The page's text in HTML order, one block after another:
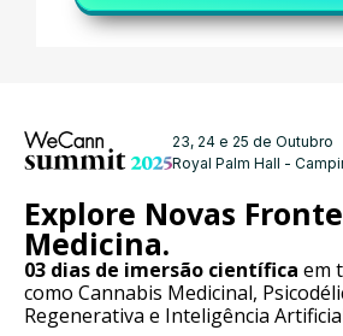
23, 24 e 25 de Outubro
Royal Palm Hall -
Explore Novas
Medicina.
03 dias de imersão científica em
como Cannabis Medicinal,
Regenerativa e Inteligência